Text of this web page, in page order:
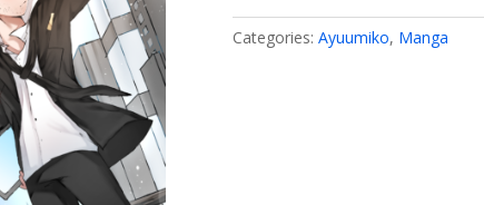
Categories: Ayuumiko, Manga